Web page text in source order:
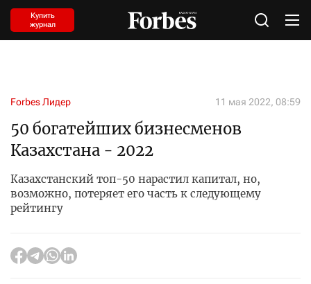
Купить
журнал
Forbes Лидер 11 мая 2022, 08:59
50 богатейших бизнесменов
Казахстана - 2022
Казахстанский топ-50 нарастил капитал, но,
возможно, потеряет его часть к следующему
рейтингу